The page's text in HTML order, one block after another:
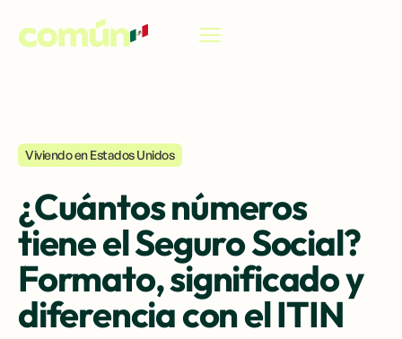
Viviendo en Estados Unidos
¿Cuántos números
tiene el Seguro Social?
Formato, significado y
diferencia con el ITIN